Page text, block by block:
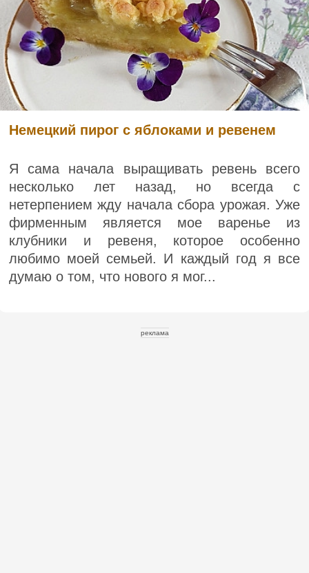
Немецкий пирог с яблоками и ревенем
Я сама начала выращивать ревень всего
несколько лет назад, но всегда с
нетерпением жду начала сбора урожая. Уже
фирменным является мое варенье из
клубники и ревеня, которое особенно
любимо моей семьей. И каждый год я все
думаю о том, что нового я мог...
реклама